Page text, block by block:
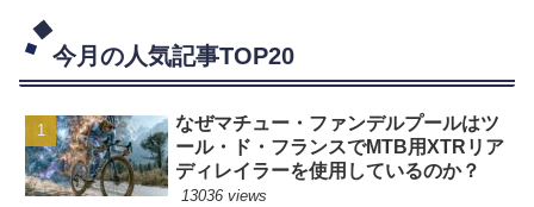
今月の人気記事TOP20
なぜマチュー・ファンデルプールはツ
ール・ド・フランスでMTB用XTRリア
ディレイラーを使用しているのか？
13036 views